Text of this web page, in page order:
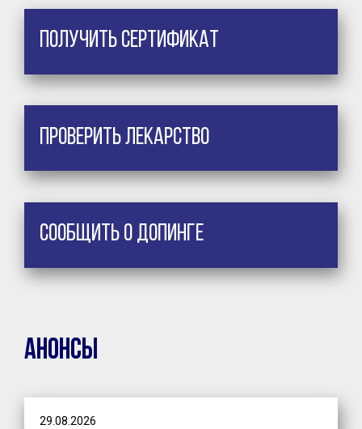
Получить сертификат
Проверить лекарство
Сообщить о допинге
Анонсы
29.08.2026